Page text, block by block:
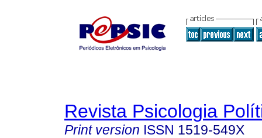
Revista Psicologia
Print version ISSN 1519-549X